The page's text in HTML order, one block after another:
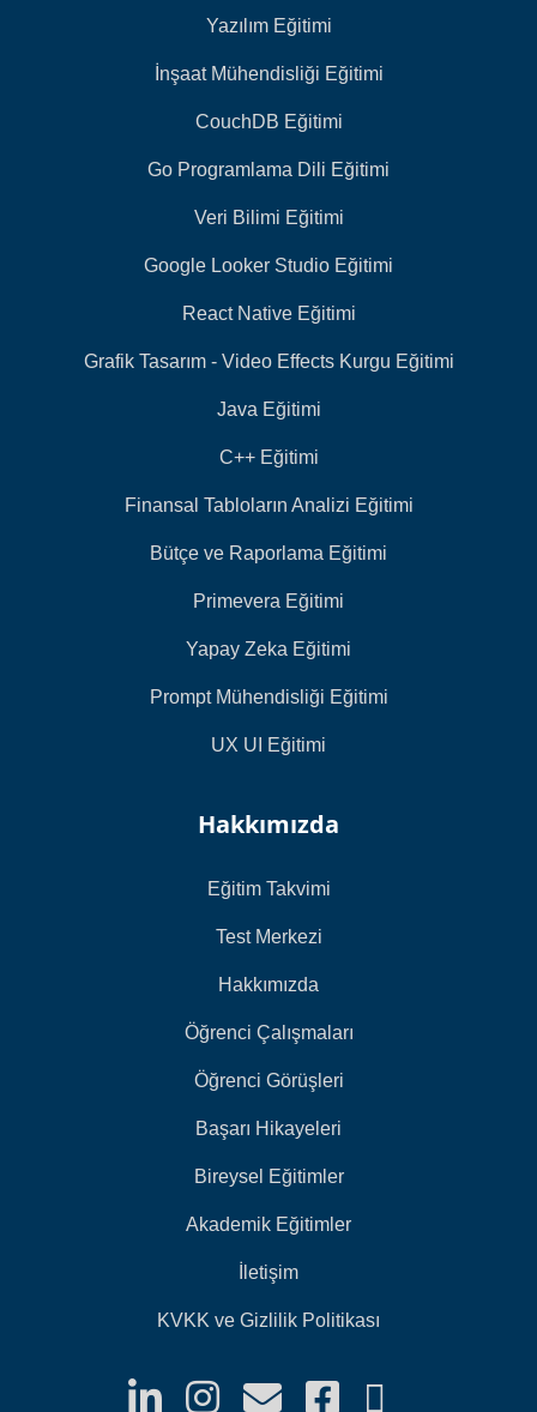
Yazılım Eğitimi
İnşaat Mühendisliği Eğitimi
CouchDB Eğitimi
Go Programlama Dili Eğitimi
Veri Bilimi Eğitimi
Google Looker Studio Eğitimi
React Native Eğitimi
Grafik Tasarım - Video Effects Kurgu Eğitimi
Java Eğitimi
C++ Eğitimi
Finansal Tabloların Analizi Eğitimi
Bütçe ve Raporlama Eğitimi
Primevera Eğitimi
Yapay Zeka Eğitimi
Prompt Mühendisliği Eğitimi
UX UI Eğitimi
Hakkımızda
Eğitim Takvimi
Test Merkezi
Hakkımızda
Öğrenci Çalışmaları
Öğrenci Görüşleri
Başarı Hikayeleri
Bireysel Eğitimler
Akademik Eğitimler
İletişim
KVKK ve Gizlilik Politikası